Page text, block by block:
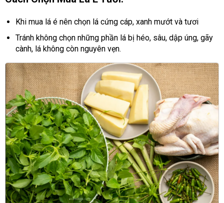
Khi mua lá é nên chọn lá cứng cáp, xanh mướt và tươi
Tránh không chọn những phần lá bị héo, sâu, dập úng, gãy
cành, lá không còn nguyên vẹn.